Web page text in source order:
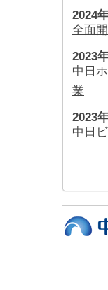
2024
全面
2023
中日
業
2023
中日